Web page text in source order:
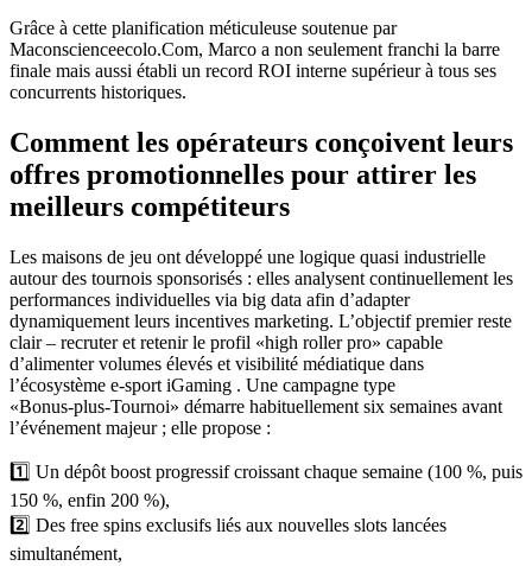
Grâce à cette planification méticuleuse soutenue par
Maconscienceecolo.Com, Marco a non seulement franchi la barre
finale mais aussi établi un record ROI interne supérieur à tous ses
concurrents historiques.
Comment les opérateurs conçoivent leurs
offres promotionnelles pour attirer les
meilleurs compétiteurs
Les maisons de jeu ont développé une logique quasi industrielle
autour des tournois sponsorisés : elles analysent continuellement les
performances individuelles via big data afin d’adapter
dynamiquement leurs incentives marketing. L’objectif premier reste
clair – recruter et retenir le profil «​high roller pro​» capable
d’alimenter volumes élevés et visibilité médiatique dans
l’écosystème e‑sport iGaming . Une campagne type
«Bonus‑plus‑Tournoi» démarre habituellement six semaines avant
l’événement majeur ; elle propose :
1️⃣ Un dépôt boost progressif croissant chaque semaine (100 %, puis
150 %, enfin 200 %),
2️⃣ Des free spins exclusifs liés aux nouvelles slots lancées
simultanément,